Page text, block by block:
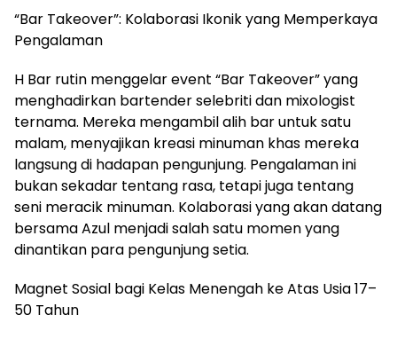
“Bar Takeover”: Kolaborasi Ikonik yang Memperkaya
Pengalaman
H Bar rutin menggelar event “Bar Takeover” yang
menghadirkan bartender selebriti dan mixologist
ternama. Mereka mengambil alih bar untuk satu
malam, menyajikan kreasi minuman khas mereka
langsung di hadapan pengunjung. Pengalaman ini
bukan sekadar tentang rasa, tetapi juga tentang
seni meracik minuman. Kolaborasi yang akan datang
bersama Azul menjadi salah satu momen yang
dinantikan para pengunjung setia.
Magnet Sosial bagi Kelas Menengah ke Atas Usia 17–
50 Tahun